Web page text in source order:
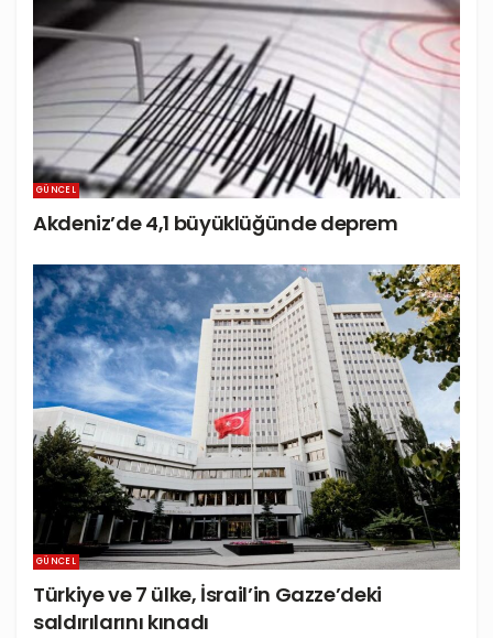
GÜNCEL
Akdeniz’de 4,1 büyüklüğünde deprem
GÜNCEL
Türkiye ve 7 ülke, İsrail’in Gazze’deki
saldırılarını kınadı